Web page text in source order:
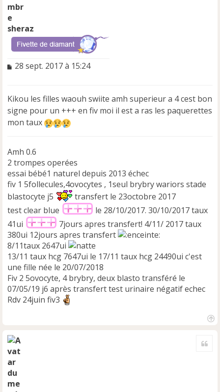
sheraz
M
s
a
g
e
n
l
u
28 sept. 2017 à 15:24
Kikou les filles waouh swiite amh superieur a 4 cest bon
signe pour un +++ en fiv moi il est a ras les paquerettes
mon taux
Amh 0.6
2 trompes operées
essai bébé1 naturel depuis 2013 échec
fiv 1 5follecules,4ovocytes , 1seul brybry wariors stade
blastocyte j5
transfert le 23octobre 2017
test clear blue
le 28/10/2017. 30/10/2017 taux
41ui
7jours apres transfert! 4/11/ 2017 taux
380ui 12jours apres transfert
8/11taux 2647ui
13/11 taux hcg 7647ui le 17/11 taux hcg 24490ui c'est
une fille née le 20/07/2018
Fiv 2 5ovocyte, 4 brybry, deux blasto transféré le
07/05/19 j6 après transfert test urinaire négatif echec
Rdv 24juin fiv3